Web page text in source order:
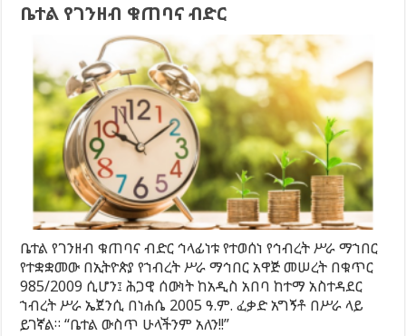
ቤተል የገንዘብ ቁጠባና ብድር
ቤተል የገንዘብ ቁጠባና ብድር ኅላፊነቱ የተወሰነ የኅብረት ሥራ ማኀበር
የተቋቋመው በኢትዮጵያ የኀብረት ሥራ ማኅበር አዋጅ መሠረት በቁጥር
985/2009 ሲሆን፤ ሕጋዊ ሰውነት ከአዲስ አበባ ከተማ አስተዳደር
ኀብረት ሥራ ኤጀንሲ በነሐሴ 2005 ዓ.ም. ፈቃድ አግኝቶ በሥራ ላይ
ይገኛል። “ቤተል ውስጥ ሁላችንም አለን!!”